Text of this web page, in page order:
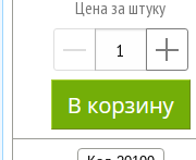
Цена за штуку
—